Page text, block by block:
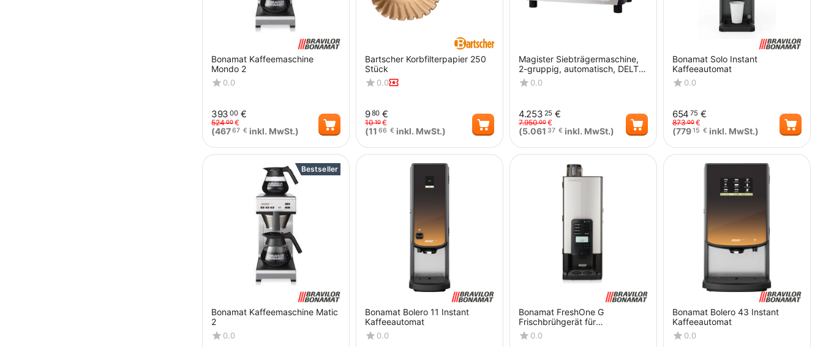
Bonamat Kaffeemaschine
Mondo 2
0.0
393 00 €
52400€
(46767 € inkl. MwSt.)
Bartscher Korbfilterpapier 250
Stück
0.0
980 €
1010€
(11 66 € inkl. MwSt.)
Magister Siebträgermaschine,
2-gruppig, automatisch, DELTA,
4,5 kW
0.0
4.253 25 €
7.95000€
(5.061 37 € inkl. MwSt.)
Bonamat Solo Instant
Kaffeeautomat
0.0
654 75 €
87300€
(77915 € inkl. MwSt.)
Bestseller
Bonamat Kaffeemaschine Matic
2
0.0
Bonamat Bolero 11 Instant
Kaffeeautomat
0.0
Bonamat FreshOne G
Frischbrühgerät für
Bohnenkaffee und
Heißgetränkevarianten
0.0
Bonamat Bolero 43 Instant
Kaffeeautomat
0.0